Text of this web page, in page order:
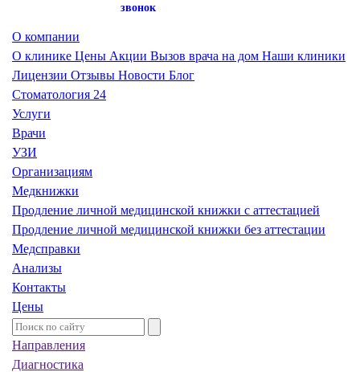
звонок
О компании
О клинике Цены Акции Вызов врача на дом Наши клиники
Лицензии Отзывы Новости Блог
Стоматология 24
Услуги
Врачи
УЗИ
Организациям
Медкнижки
Продление личной медицинской книжки с аттестацией
Продление личной медицинской книжки без аттестации
Медсправки
Анализы
Контакты
Цены
Направления
Диагностика